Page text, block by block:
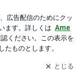
を受け取りまし
開く